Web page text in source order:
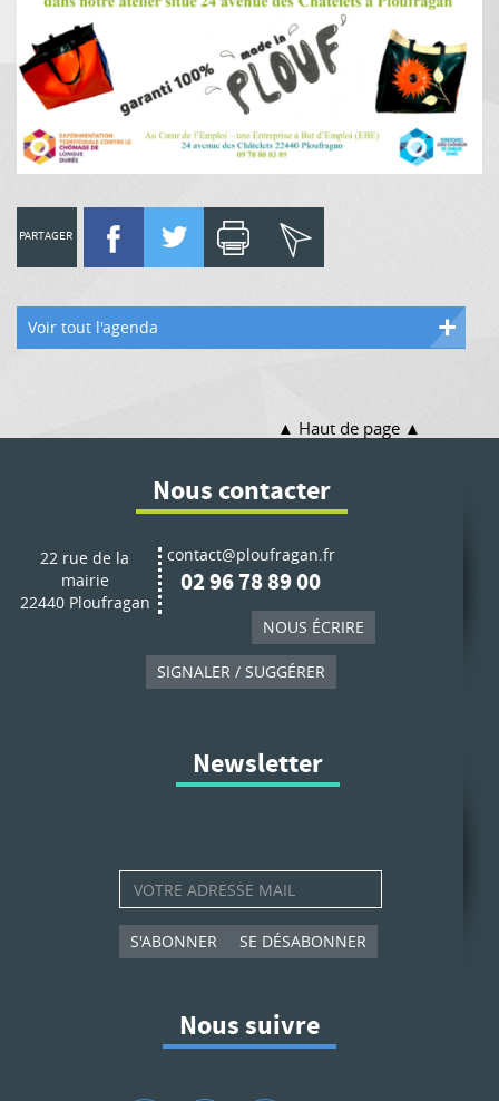
PARTAGER
Voir tout l'agenda
Haut de page
Nous contacter
22 rue de la
mairie
22440 Ploufragan
contact@ploufragan.fr
02 96 78 89 00
NOUS ÉCRIRE
SIGNALER / SUGGÉRER
Newsletter
S'ABONNER SE DÉSABONNER
Nous suivre